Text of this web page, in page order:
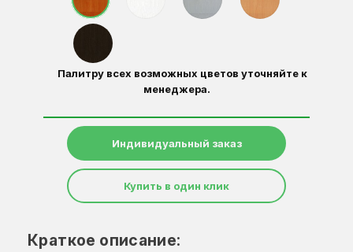
Палитру всех возможных цветов уточняйте к
менеджера.
Индивидуальный заказ
Купить в один клик
Краткое описание: